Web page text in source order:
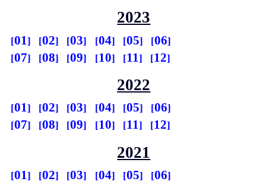
2023
01 02 03 04 05
06
07
08 09 10 11 12
2022
01 02 03 04 05
06
07
08 09 10 11 12
2021
01 02 03 04 05
06